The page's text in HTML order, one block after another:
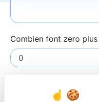
Combien font zero
En cochant cette
particulières ci-